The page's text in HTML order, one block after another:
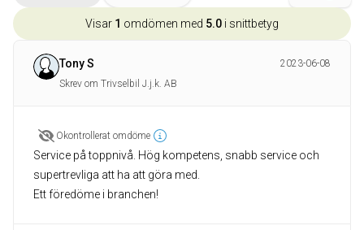
Visar 1 omdömen med 5.0 i snittbetyg
Tony S
2023-06-08
Skrev om Trivselbil J.j.k. AB
Okontrollerat omdöme
Service på toppnivå. Hög kompetens, snabb service och
supertrevliga att ha att göra med.
Ett föredöme i branchen!